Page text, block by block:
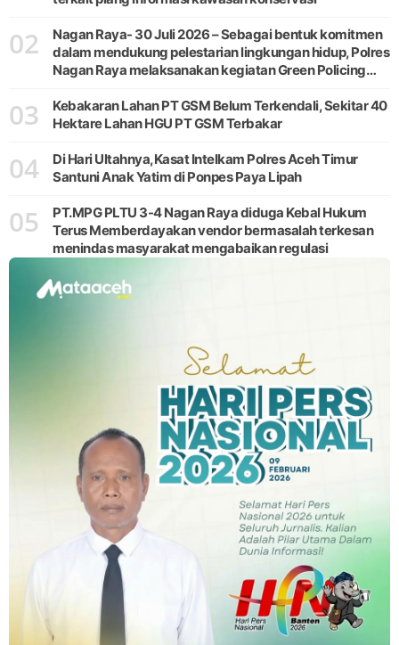
02
Nagan Raya- 30 Juli 2026 – Sebagai bentuk komitmen
dalam mendukung pelestarian lingkungan hidup, Polres
Nagan Raya melaksanakan kegiatan Green Policing
Kecamatan Beutong, Kabupaten
03
Kebakaran Lahan PT GSM Belum Terkendali, Sekitar 40
Hektare Lahan HGU PT GSM Terbakar
04
Di Hari Ultahnya,Kasat Intelkam Polres Aceh Timur
Santuni Anak Yatim di Ponpes Paya Lipah
05
PT.MPG PLTU 3-4 Nagan Raya diduga Kebal Hukum
Terus Memberdayakan vendor bermasalah terkesan
menindas masyarakat mengabaikan regulasi